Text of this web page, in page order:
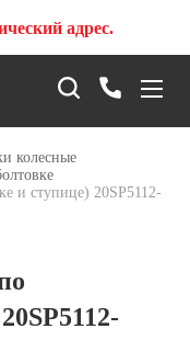
адрес.
колесные
и ступице) 20SP5112-